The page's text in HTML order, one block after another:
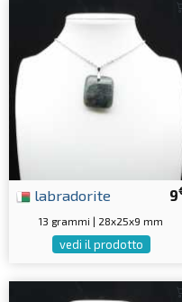
9
labradorite
13 grammi | 28x25x9 mm
vedi il prodotto